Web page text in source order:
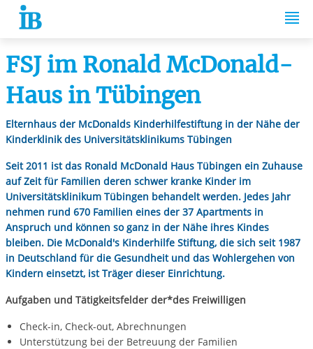
Springe zum Inhalt
FSJ im Ronald McDonald-
Haus in Tübingen
Elternhaus der McDonalds Kinderhilfestiftung in der Nähe der
Kinderklinik des Universitätsklinikums Tübingen
Seit 2011 ist das Ronald McDonald Haus Tübingen ein Zuhause
auf Zeit für Familien deren schwer kranke Kinder im
Universitätsklinikum Tübingen behandelt werden. Jedes Jahr
nehmen rund 670 Familien eines der 37 Apartments in
Anspruch und können so ganz in der Nähe ihres Kindes
bleiben. Die McDonald's Kinderhilfe Stiftung, die sich seit 1987
in Deutschland für die Gesundheit und das Wohlergehen von
Kindern einsetzt, ist Träger dieser Einrichtung.
Aufgaben und Tätigkeitsfelder der*des Freiwilligen
Check-in, Check-out, Abrechnungen
Unterstützung bei der Betreuung der Familien